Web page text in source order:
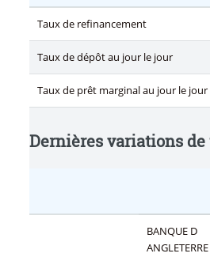
Taux de refinancement
Taux de dépôt au jour le jour
Taux de prêt marginal au jour le jour
Dernières variations
BANQUE D
ANGLETERRE